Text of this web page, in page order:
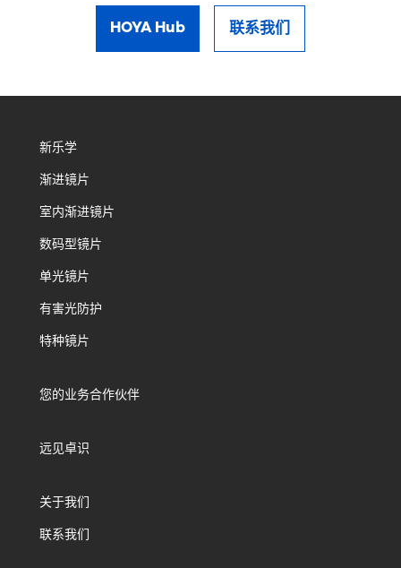
HOYA Hub 联系我们
新乐学
渐进镜片
室内渐进镜片
数码型镜片
单光镜片
有害光防护
特种镜片
您的业务合作伙伴
远见卓识
关于我们
联系我们